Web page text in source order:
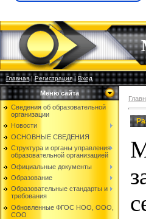
Главная|Регистрация|Вход
Меню сайта
Сведения об образовательной
организации
Новости
ОСНОВНЫЕ СВЕДЕНИЯ
Структура и органы управления
образовательной организацией
Официальные документы
Образование
Образовательные стандарты и
требования
Обновленные ФГОС НОО, ООО,
СОО